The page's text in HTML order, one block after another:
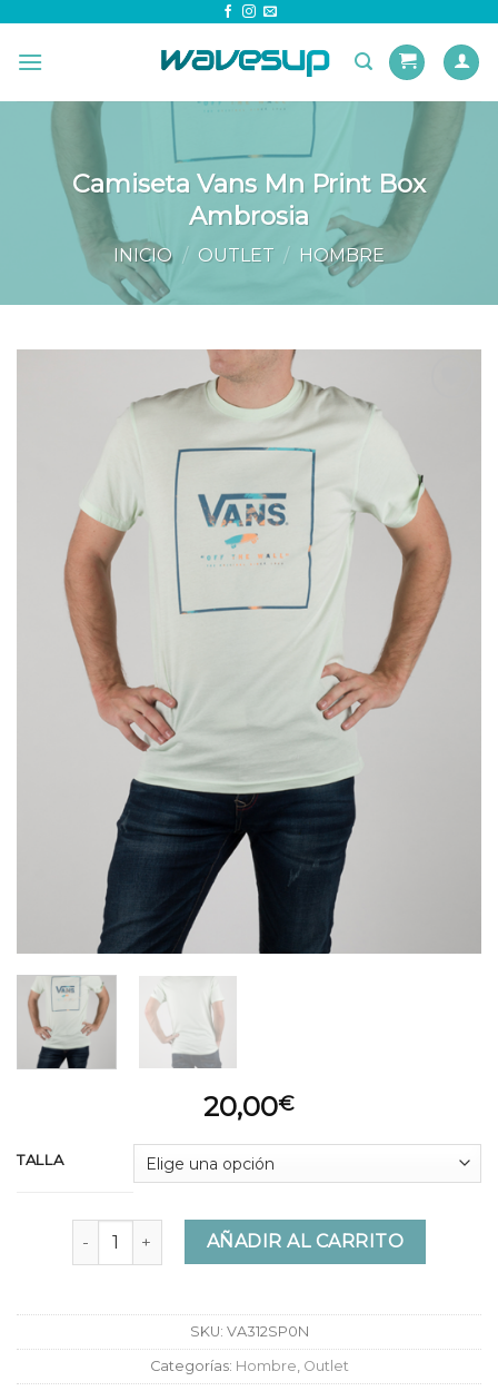
content
Camiseta Vans Mn Print Box
Ambrosia
INICIO / OUTLET / HOMBRE
deseos
20,00€
TALLA
Camiseta Vans Mn Print Box Ambrosia cantidad
AÑADIR AL CARRITO
SKU: VA312SP0N
Categorías: Hombre, Outlet